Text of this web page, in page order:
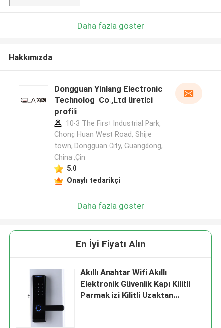
Daha fazla göster
Hakkımızda
Dongguan Yinlang Electronic
Technolog Co.,Ltd üretici
profili
10-3 The First Industrial Park,
Chong Huan West Road, Shijie
town, Dongguan City, Guangdong,
China ,Çin
5.0
Onaylı tedarikçi
Daha fazla göster
En İyi Fiyatı Alın
Akıllı Anahtar Wifi Akıllı
Elektronik Güvenlik Kapı Kilitli
Parmak izi Kilitli Uzaktan